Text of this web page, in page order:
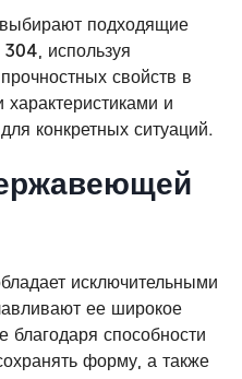
подходящие
используя
свойств в
и
конкретных ситуаций.
исключительными
ее широкое
способности
форму, а также